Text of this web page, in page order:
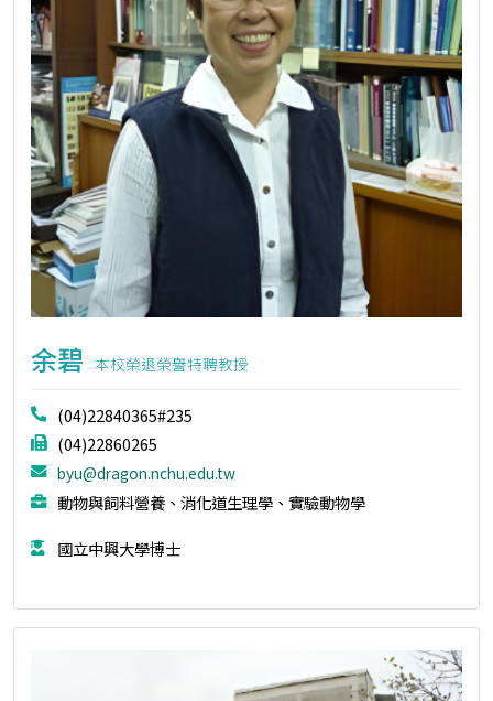
余碧 本校榮退榮譽特聘教授
(04)22840365#235
(04)22860265
byu@dragon.nchu.edu.tw
動物與飼料營養、消化道生理學、實驗動物學
國立中興大學博士